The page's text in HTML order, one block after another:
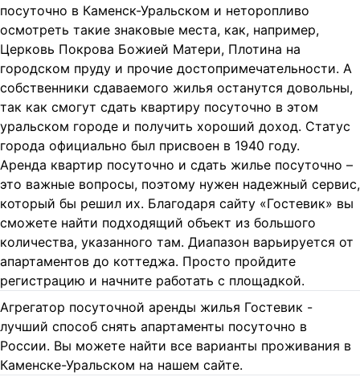
посуточно в Каменск-Уральском и неторопливо
осмотреть такие знаковые места, как, например,
Церковь Покрова Божией Матери, Плотина на
городском пруду и прочие достопримечательности. А
собственники сдаваемого жилья останутся довольны,
так как смогут сдать квартиру посуточно в этом
уральском городе и получить хороший доход. Статус
города официально был присвоен в 1940 году.
Аренда квартир посуточно и сдать жилье посуточно –
это важные вопросы, поэтому нужен надежный сервис,
который бы решил их. Благодаря сайту «Гостевик» вы
сможете найти подходящий объект из большого
количества, указанного там. Диапазон варьируется от
апартаментов до коттеджа. Просто пройдите
регистрацию и начните работать с площадкой.
Агрегатор посуточной аренды жилья Гостевик -
лучший способ снять апартаменты посуточно в
России. Вы можете найти все варианты проживания в
Каменске-Уральском на нашем сайте.